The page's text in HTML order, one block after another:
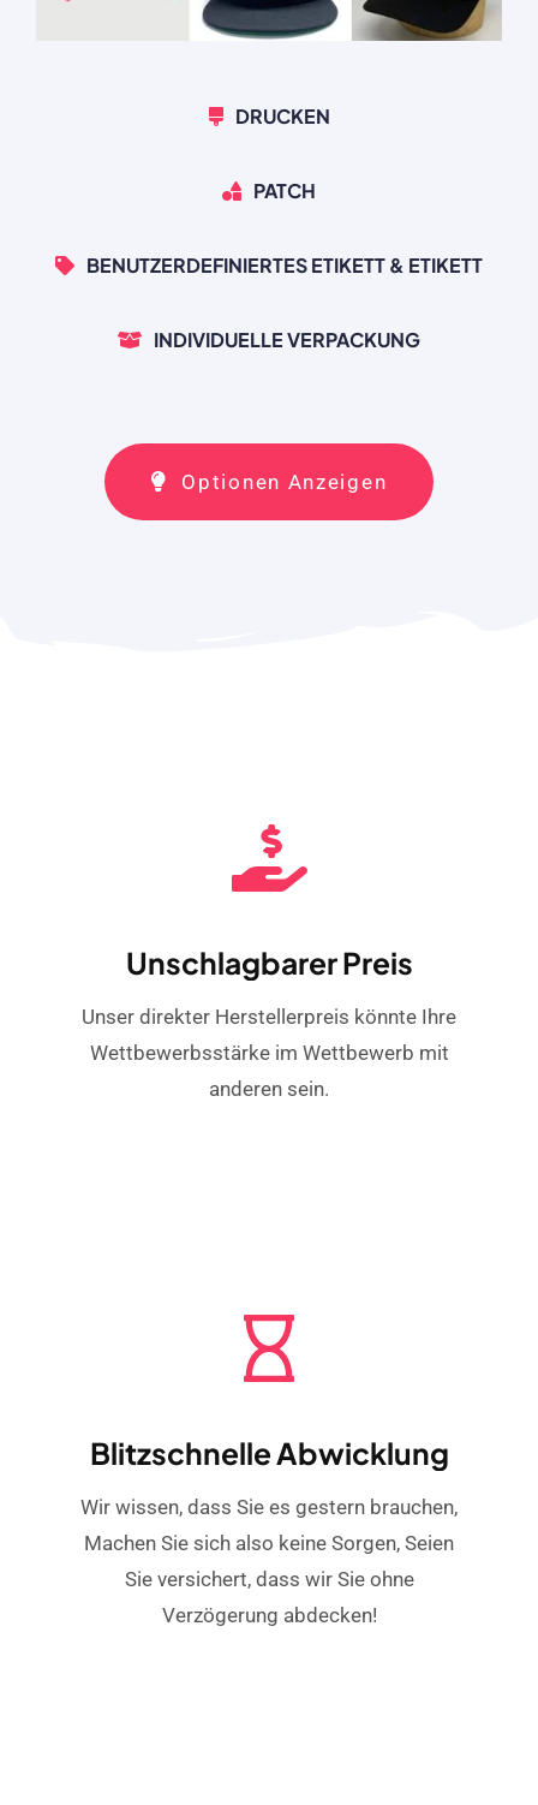
DRUCKEN
PATCH
BENUTZERDEFINIERTES ETIKETT & ETIKETT
INDIVIDUELLE VERPACKUNG
Optionen Anzeigen
Unschlagbarer Preis
Unser direkter Herstellerpreis könnte Ihre
Wettbewerbsstärke im Wettbewerb mit
anderen sein.
Blitzschnelle Abwicklung
Wir wissen, dass Sie es gestern brauchen,
Machen Sie sich also keine Sorgen, Seien
Sie versichert, dass wir Sie ohne
Verzögerung abdecken!